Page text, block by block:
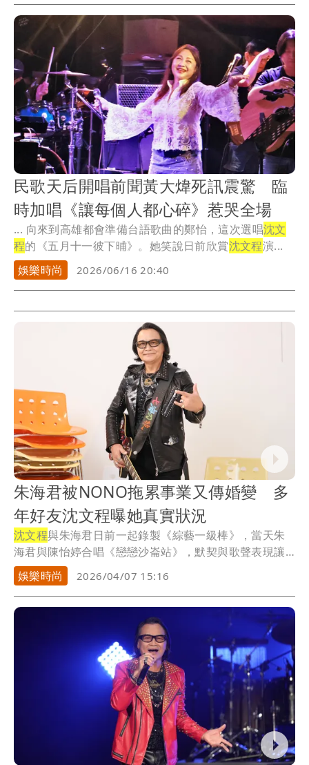
民歌天后開唱前聞黃大煒死訊震驚 臨
時加唱《讓每個人都心碎》惹哭全場
... 向來到高雄都會準備台語歌曲的鄭怡，這次選唱沈文
程的《五月十一彼下晡》。她笑說日前欣賞沈文程演...
娛樂時尚
2026/06/16 20:40
朱海君被NONO拖累事業又傳婚變 多
年好友沈文程曝她真實狀況
沈文程與朱海君日前一起錄製《綜藝一級棒》，當天朱
海君與陳怡婷合唱《戀戀沙崙站》，默契與歌聲表現讓
他印...
娛樂時尚 2026/04/07 15:16